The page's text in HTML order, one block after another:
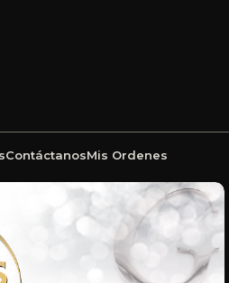
ContáctanosMis Ordenes